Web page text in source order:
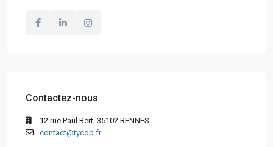
Contactez-nous
12 rue Paul Bert, 35102 RENNES
contact@tycop.fr